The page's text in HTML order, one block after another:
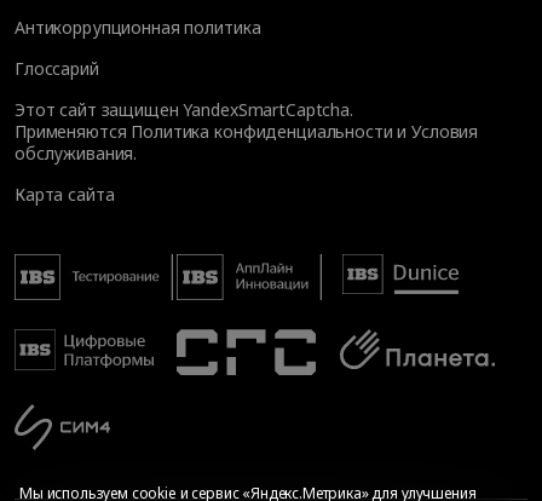
Антикоррупционная политика
Глоссарий
Этот сайт защищен YandexSmartCaptcha.
Применяются Политика конфиденциальности иУсловия
обслуживания.
Карта сайта
Мы используем cookie и сервис «Яндекс.Метрика» для улучшения